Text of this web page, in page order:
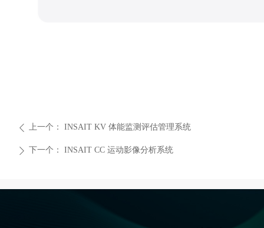
ꄴ 上一个： INSAIT KV 体能监测评估管理系统
ꄲ 下一个： INSAIT CC 运动影像分析系统